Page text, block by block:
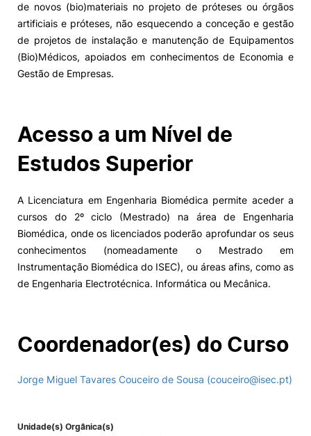
de novos (bio)materiais no projeto de próteses ou órgãos
artificiais e próteses, não esquecendo a conceção e gestão
de projetos de instalação e manutenção de Equipamentos
(Bio)Médicos, apoiados em conhecimentos de Economia e
Gestão de Empresas.
Acesso a um Nível de
Estudos Superior
A Licenciatura em Engenharia Biomédica permite aceder a
cursos do 2º ciclo (Mestrado) na área de Engenharia
Biomédica, onde os licenciados poderão aprofundar os seus
conhecimentos (nomeadamente o Mestrado em
Instrumentação Biomédica do ISEC), ou áreas afins, como as
de Engenharia Electrotécnica. Informática ou Mecânica.
Coordenador(es) do Curso
Jorge Miguel Tavares Couceiro de Sousa (couceiro@isec.pt)
Unidade(s) Orgânica(s)